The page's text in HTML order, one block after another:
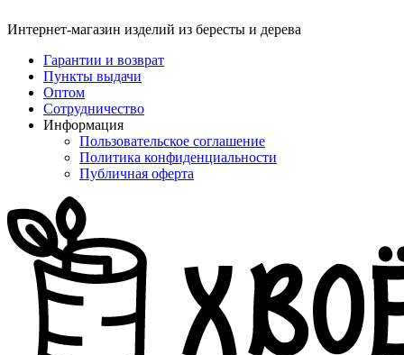
Интернет-магазин изделий из бересты и дерева
Гарантии и возврат
Пункты выдачи
Оптом
Сотрудничество
Информация
Пользовательское соглашение
Политика конфиденциальности
Публичная оферта